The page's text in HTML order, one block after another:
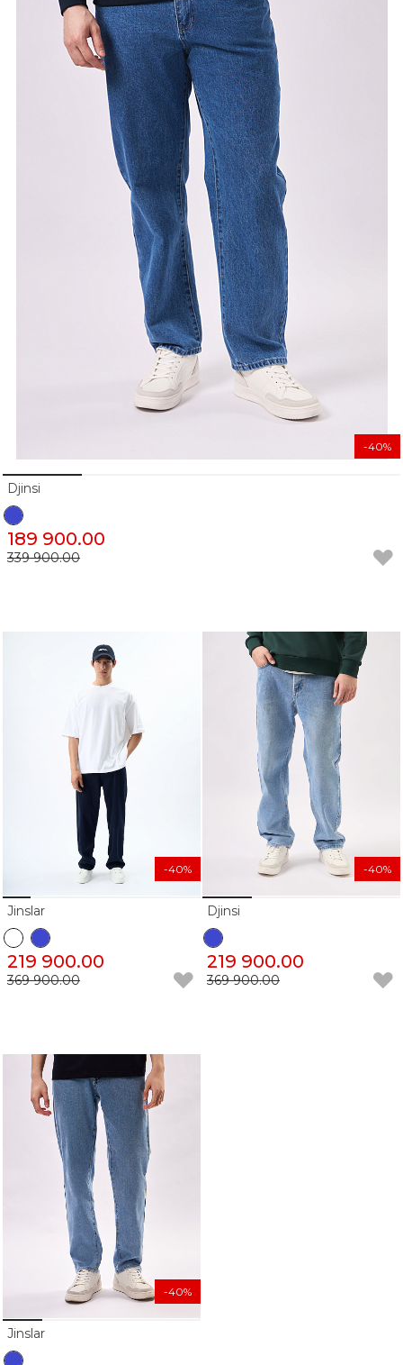
Djinsi
189 900.00
339 900.00
-40%
Jinslar
219 900.00
369 900.00
-40%
Djinsi
219 900.00
369 900.00
-40%
Jinslar
-40%